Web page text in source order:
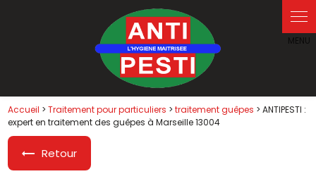
Accueil >Traitement pour particuliers >traitement guêpes > ANTIPESTI :
expert en traitement des guêpes à Marseille 13004
Retour
Panneau de gestion des cookies